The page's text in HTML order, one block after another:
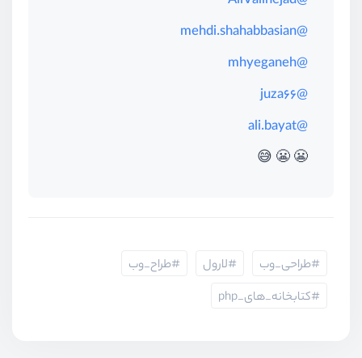
@mehdi.shahabbasian
@mhyeganeh
@juza66
@ali.bayat
😬 😬 😅
طراحی_وب لارول
طراح_وب
کتابخانه_های_php